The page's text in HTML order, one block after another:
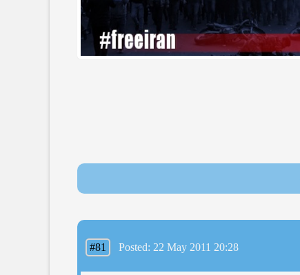
#81 Posted: 22 May 2011 20:28